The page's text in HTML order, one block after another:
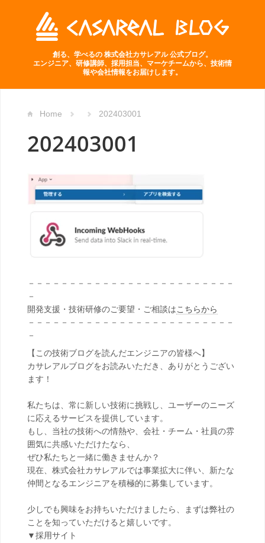
創る、学べるの 株式会社カサレアル 公式ブログ。
エンジニア、研修講師、採用担当、マーケチームから、技術情
報や会社情報をお届けします。
Home 202403001
202403001
－－－－－－－－－－－－－－－－－－－－－－－－－
－
開発支援・技術研修のご要望・ご相談はこちらから
－－－－－－－－－－－－－－－－－－－－－－－－－
－
【この技術ブログを読んだエンジニアの皆様へ】
カサレアルブログをお読みいただき、ありがとうござい
ます！
私たちは、常に新しい技術に挑戦し、ユーザーのニーズ
に応えるサービスを提供しています。
もし、当社の技術への情熱や、会社・チーム・社員の雰
囲気に共感いただけたなら、
ぜひ私たちと一緒に働きませんか？
現在、株式会社カサレアルでは事業拡大に伴い、新たな
仲間となるエンジニアを積極的に募集しています。
少しでも興味をお持ちいただけましたら、まずは弊社の
ことを知っていただけると嬉しいです。
▼採用サイト